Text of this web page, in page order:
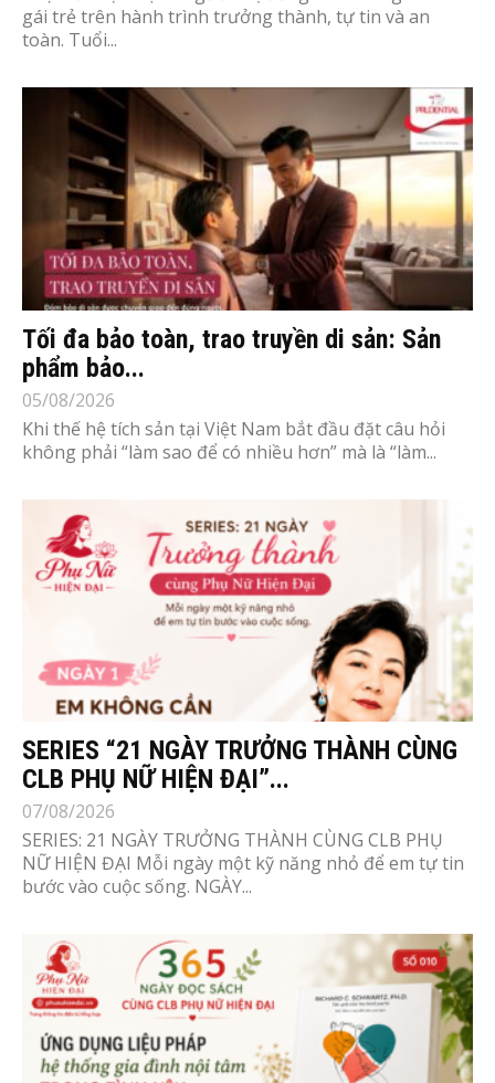
gái trẻ trên hành trình trưởng thành, tự tin và an
toàn. Tuổi...
Tối đa bảo toàn, trao truyền di sản: Sản
phẩm bảo...
05/08/2026
Khi thế hệ tích sản tại Việt Nam bắt đầu đặt câu hỏi
không phải “làm sao để có nhiều hơn” mà là “làm...
SERIES “21 NGÀY TRƯỞNG THÀNH CÙNG
CLB PHỤ NỮ HIỆN ĐẠI”...
07/08/2026
SERIES: 21 NGÀY TRƯỞNG THÀNH CÙNG CLB PHỤ
NỮ HIỆN ĐẠI Mỗi ngày một kỹ năng nhỏ để em tự tin
bước vào cuộc sống. NGÀY...